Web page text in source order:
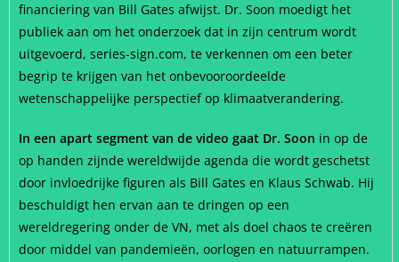
financiering van Bill Gates afwijst. Dr. Soon moedigt het
publiek aan om het onderzoek dat in zijn centrum wordt
uitgevoerd, series-sign.com, te verkennen om een beter
begrip te krijgen van het onbevooroordeelde
wetenschappelijke perspectief op klimaatverandering.
In een apart segment van de video gaat Dr. Soon in op de
op handen zijnde wereldwijde agenda die wordt geschetst
door invloedrijke figuren als Bill Gates en Klaus Schwab. Hij
beschuldigt hen ervan aan te dringen op een
wereldregering onder de VN, met als doel chaos te creëren
door middel van pandemieën, oorlogen en natuurrampen.